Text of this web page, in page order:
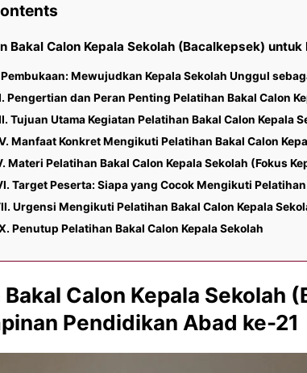
Bakal Calon Kepala Sekolah (Bacalkepsek)
Pembukaan: Mewujudkan Kepala Sekolah Unggul
Pengertian dan Peran Penting Pelatihan Bakal Calon
Tujuan Utama Kegiatan Pelatihan Bakal Calon Kepala
Manfaat Konkret Mengikuti Pelatihan Bakal Calon
Materi Pelatihan Bakal Calon Kepala Sekolah (Fokus
Target Peserta: Siapa yang Cocok Mengikuti
Urgensi Mengikuti Pelatihan Bakal Calon Kepala
Penutup Pelatihan Bakal Calon Kepala Sekolah
Calon Kepala Sekolah
Pendidikan Abad ke-21